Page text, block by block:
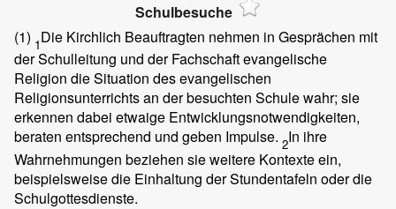
Schulbesuche
(1) 1Die Kirchlich Beauftragten nehmen in Gesprächen mit
der Schulleitung und der Fachschaft evangelische
Religion die Situation des evangelischen
Religionsunterrichts an der besuchten Schule wahr; sie
erkennen dabei etwaige Entwicklungsnotwendigkeiten,
beraten entsprechend und geben Impulse. 2In ihre
Wahrnehmungen beziehen sie weitere Kontexte ein,
beispielsweise die Einhaltung der Stundentafeln oder die
Schulgottesdienste.